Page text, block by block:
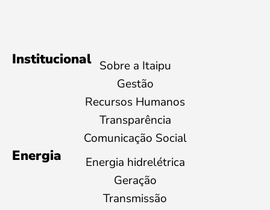
Institucional Sobre a Itaipu
Gestão
Recursos Humanos
Transparência
Comunicação Social
Energia
Energia hidrelétrica
Geração
Transmissão